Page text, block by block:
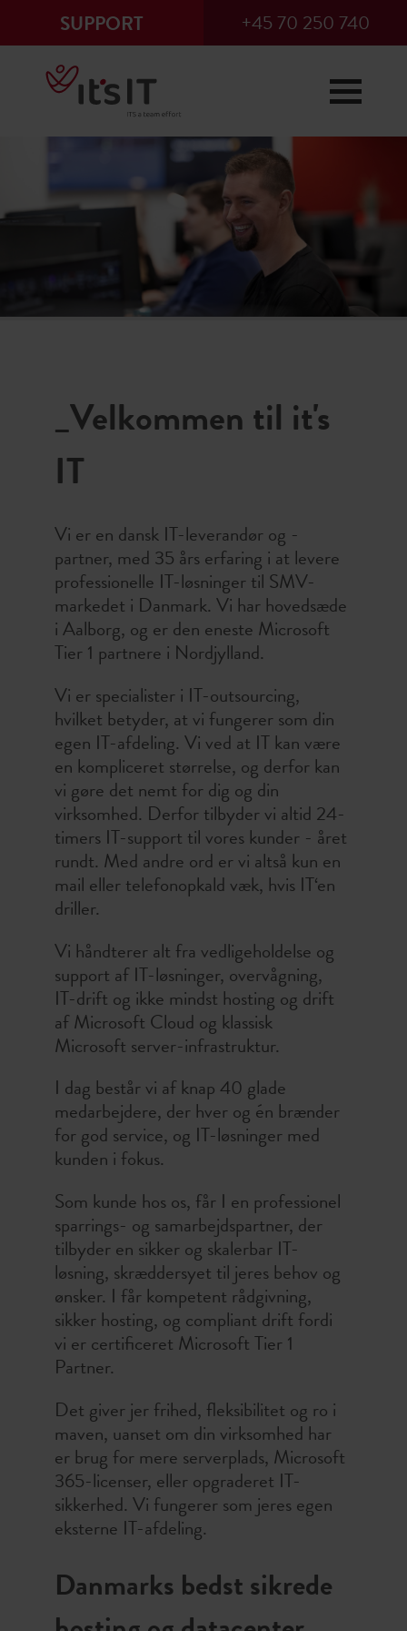
×
Remote support
Vi supporterer erhvervskunder og
har åbent på mail og telefon mellem
kl. 08.00 til kl. 16.00 på hverdage
(fredag fra kl. 08.00 til kl. 15.30).
Efter normal åbningstid overtager
vores vagtteam, som står klar året
rundt.
support på:support@itsit.dk
Alternativt kan vi kontaktes på
telefonen, hvor vores team sidder
Support telefon:+45 70 250 740
Henvendelser udenfor almindelig
arbejdstid vil blive omstillet til vores
vagttelefon. Denne kan benyttes
ved forretnings-, eller driftskritiske
nedbrud på systemet.
75% af de sager vi modtager bliver
løst indenfor 8 arbejdstimer og 95%
af sagerne bliver løst indenfor 24
arbejdstimer efter modtagelse.
SUPPORT +45 70 250 740
_Velkommen til it's
IT
Vi er en dansk IT-leverandør og -
partner, med 35 års erfaring i at levere
professionelle IT-løsninger til SMV-
markedet i Danmark. Vi har hovedsæde
i Aalborg, og er den eneste Microsoft
Tier 1 partnere i Nordjylland.
Vi er specialister i IT-outsourcing,
hvilket betyder, at vi fungerer som din
egen IT-afdeling. Vi ved at IT kan være
en kompliceret størrelse, og derfor kan
vi gøre det nemt for dig og din
virksomhed. Derfor tilbyder vi altid 24-
timers IT-support til vores kunder - året
rundt. Med andre ord er vi altså kun en
mail eller telefonopkald væk, hvis IT‘en
driller.
Vi håndterer alt fra vedligeholdelse og
support af IT-løsninger, overvågning,
IT-drift og ikke mindst hosting og drift
af Microsoft Cloud og klassisk
Microsoft server-infrastruktur.
I dag består vi af knap 40 glade
medarbejdere, der hver og én brænder
for god service, og IT-løsninger med
kunden i fokus.
Som kunde hos os, får I en professionel
sparrings- og samarbejdspartner, der
tilbyder en sikker og skalerbar IT-
løsning, skræddersyet til jeres behov og
ønsker. I får kompetent rådgivning,
sikker hosting, og compliant drift fordi
vi er certificeret Microsoft Tier 1
Partner.
Det giver jer frihed, fleksibilitet og ro i
maven, uanset om din virksomhed har
er brug for mere serverplads, Microsoft
365-licenser, eller opgraderet IT-
sikkerhed. Vi fungerer som jeres egen
eksterne IT-afdeling.
Danmarks bedst sikrede